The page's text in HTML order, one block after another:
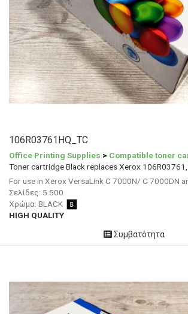
106R03761HQ_TC
Office Printing Supplies > Compatible toner
Toner cartridge Black replaces Xerox
For use in Xerox VersaLink C 7000N/ C 7000DN
Σελίδες: 5.500
Χρώμα: BLACK
HIGH QUALITY
Συμβατότητα